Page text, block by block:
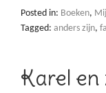
Posted in: Boeken,
Tagged: anders zijn,
Karel en